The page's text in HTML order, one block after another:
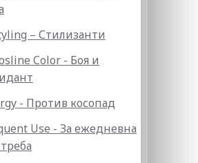
– Стилизанти
Color - Боя и
- Против косопад
Use - За ежедневна